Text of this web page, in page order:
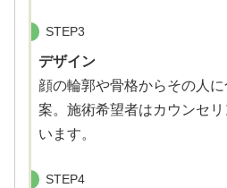
STEP3
デザイン
顔の輪郭や骨格からその人
案。施術希望者はカウンセ
います。
STEP4